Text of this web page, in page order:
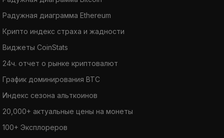
Радужная диаграмма Ethereum
Крипто индекс страха и жадности
Виджеты CoinStats
24ч. отчет о рынке криптовалют
График доминирования BTC
Индекс сезона альткоинов
20,000+ актуальные цены на монеты
100+ Эксплореров